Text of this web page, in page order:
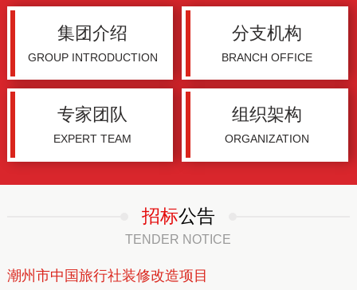
集团介绍
GROUP INTRODUCTION
分支机构
BRANCH OFFICE
专家团队
EXPERT TEAM
组织架构
ORGANIZATION
招标公告
TENDER NOTICE
潮州市中国旅行社装修改造项目